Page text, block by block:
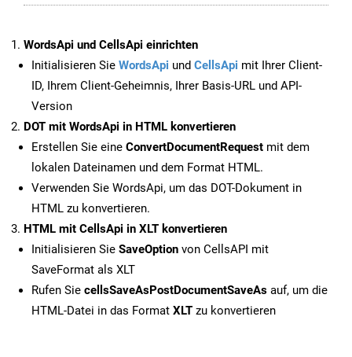
WordsApi und CellsApi einrichten
Initialisieren Sie WordsApi und CellsApi mit Ihrer Client-
ID, Ihrem Client-Geheimnis, Ihrer Basis-URL und API-
Version
DOT mit WordsApi in HTML konvertieren
Erstellen Sie eine ConvertDocumentRequest mit dem
lokalen Dateinamen und dem Format HTML.
Verwenden Sie WordsApi, um das DOT-Dokument in
HTML zu konvertieren.
HTML mit CellsApi in XLT konvertieren
Initialisieren Sie SaveOption von CellsAPI mit
SaveFormat als XLT
Rufen Sie cellsSaveAsPostDocumentSaveAs auf, um die
HTML-Datei in das Format XLT zu konvertieren